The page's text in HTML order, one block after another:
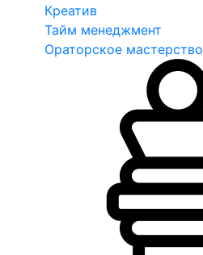
Креатив
Тайм менеджмент
Ораторское мастерство